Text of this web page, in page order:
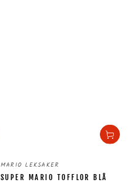
Säljare:
MARIO LEKSAKER
SUPER MARIO TOFFLOR BLÅ